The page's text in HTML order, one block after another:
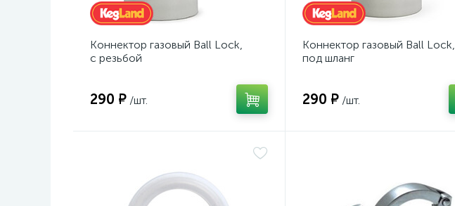
Коннектор газовый Ball Lock,
с резьбой
290 ₽ /шт.
Коннектор газовый Ball Lock,
под шланг
290 ₽ /шт.